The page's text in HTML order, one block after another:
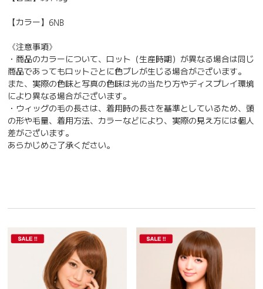
【カラー】6NB
《注意事項》
・商品のカラーについて、ロット（生産時期）が異なる場合は同じ
商品であってもロットごとに色ブレが生じる場合がございます。
また、実際の色味と写真の色味は光の当たり方やディスプレイ環境
により異なる場合がございます。
・ウィッグの毛の長さは、着用時の長さを基準としているため、頭
の形や毛量、着用方法、カラーなどにより、実際の見え方には個人
差がございます。
あらかじめご了承ください。